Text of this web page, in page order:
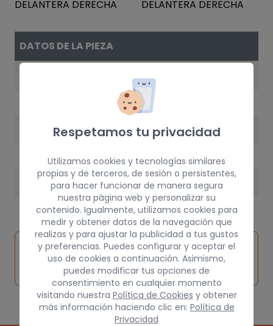
DATOS DE LA PIEZA
PESO
Inspeccionar
vehículo de
Solicitar
pieza
Consultar
por
Respetamos tu privacidad
Utilizamos cookies y tecnologías similares
propias y de terceros, de sesión o persistentes,
para hacer funcionar de manera segura
nuestra página web y personalizar su
contenido. Igualmente, utilizamos cookies para
medir y obtener datos de la navegación que
realizas y para ajustar la publicidad a tus gustos
y preferencias. Puedes configurar y aceptar el
uso de cookies a continuación. Asimismo,
puedes modificar tus opciones de
consentimiento en cualquier momento
visitando nuestra Política de Cookies y obtener
más información haciendo clic en: Política de
Privacidad